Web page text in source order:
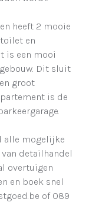
heeft 2 mooie
en
is een mooi
Dit sluit
groot
is de
alle mogelijke
detailhandel
overtuigen
en boek snel
of 089